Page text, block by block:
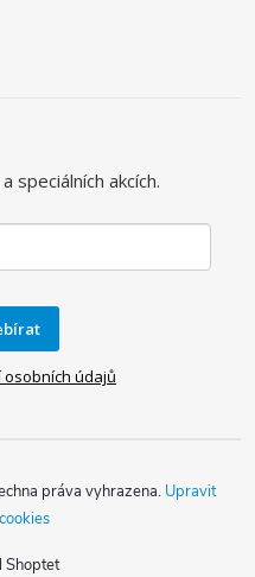
speciálních akcích.
údajů
Shoptet
práva vyhrazena. Upravit